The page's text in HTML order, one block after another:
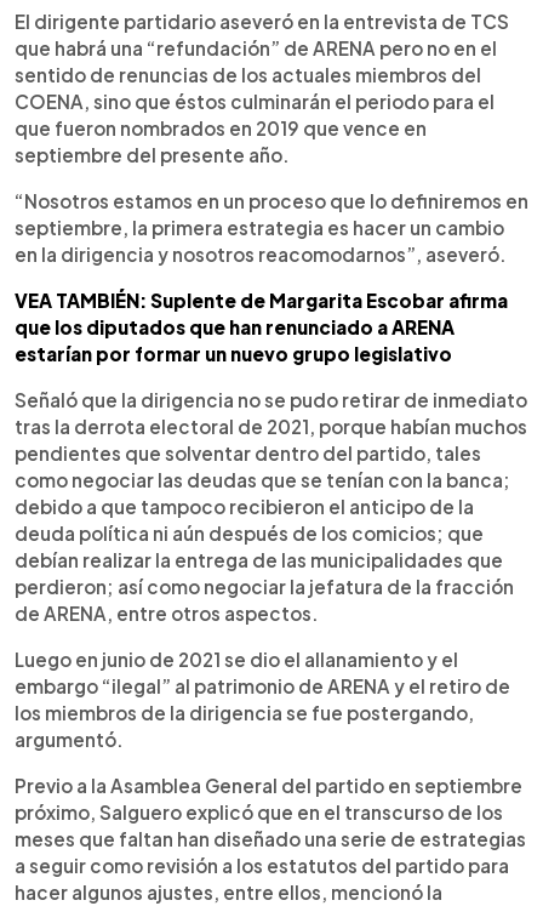
El dirigente partidario aseveró en la entrevista de TCS
que habrá una “refundación” de ARENA pero no en el
sentido de renuncias de los actuales miembros del
COENA, sino que éstos culminarán el periodo para el
que fueron nombrados en 2019 que vence en
septiembre del presente año.
“Nosotros estamos en un proceso que lo definiremos en
septiembre, la primera estrategia es hacer un cambio
en la dirigencia y nosotros reacomodarnos”, aseveró.
VEA TAMBIÉN: Suplente de Margarita Escobar afirma
que los diputados que han renunciado a ARENA
estarían por formar un nuevo grupo legislativo
Señaló que la dirigencia no se pudo retirar de inmediato
tras la derrota electoral de 2021, porque habían muchos
pendientes que solventar dentro del partido, tales
como negociar las deudas que se tenían con la banca;
debido a que tampoco recibieron el anticipo de la
deuda política ni aún después de los comicios; que
debían realizar la entrega de las municipalidades que
perdieron; así como negociar la jefatura de la fracción
de ARENA, entre otros aspectos.
Luego en junio de 2021 se dio el allanamiento y el
embargo “ilegal” al patrimonio de ARENA y el retiro de
los miembros de la dirigencia se fue postergando,
argumentó.
Previo a la Asamblea General del partido en septiembre
próximo, Salguero explicó que en el transcurso de los
meses que faltan han diseñado una serie de estrategias
a seguir como revisión a los estatutos del partido para
hacer algunos ajustes, entre ellos, mencionó la